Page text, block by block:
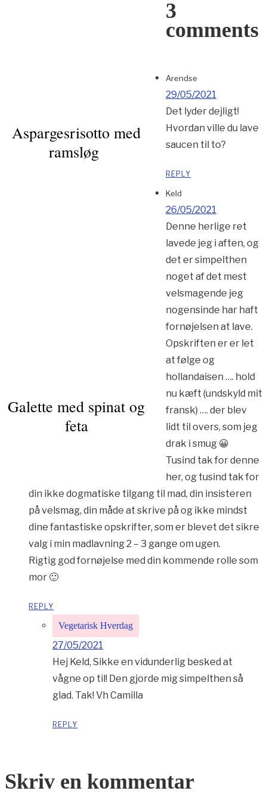
Aspargesrisotto med
ramsløg
Galette med spinat og
feta
3
comments
Arendse
29/05/2021
Det lyder dejligt!
Hvordan ville du lave
saucen til to?
REPLY
Keld
26/05/2021
Denne herlige ret
lavede jeg i aften, og
det er simpelthen
noget af det mest
velsmagende jeg
nogensinde har haft
fornøjelsen at lave.
Opskriften er er let
at følge og
hollandaisen …. hold
nu kæft (undskyld mit
fransk) …. der blev
lidt til overs, som jeg
drak i smug 😀
Tusind tak for denne
her, og tusind tak for
din ikke dogmatiske tilgang til mad, din insisteren
på velsmag, din måde at skrive på og ikke mindst
dine fantastiske opskrifter, som er blevet det sikre
valg i min madlavning 2 – 3 gange om ugen.
Rigtig god fornøjelse med din kommende rolle som
mor 🙂
REPLY
Vegetarisk Hverdag
27/05/2021
Hej Keld, Sikke en vidunderlig besked at
vågne op til! Den gjorde mig simpelthen så
glad. Tak! Vh Camilla
REPLY
Skriv en kommentar